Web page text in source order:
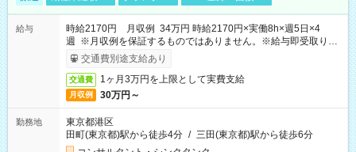
給与
時給2170円 月収例 34万円 時給2170円×実働8h×週5日×4
週 ※月収例を保証するものではありません。※給与即受取りサ
ービス利用可（利用条件有）
交通費別途支給あり
交通費 1ヶ月3万円を上限として実費支給
月収例 30万円～
勤務地
東京都港区
田町(東京都)駅から徒歩4分 / 三田(東京都)駅から徒歩6分